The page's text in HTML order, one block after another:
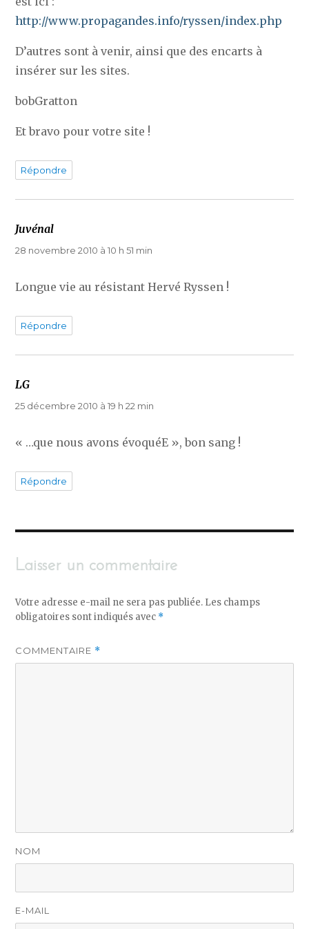
http://www.propagandes.info/ryssen/index.php
D’autres sont à venir, ainsi que des encarts à
insérer sur les sites.
bobGratton
Et bravo pour votre site !
Répondre
Juvénal
28 novembre 2010 à 10 h 51 min
Longue vie au résistant Hervé Ryssen !
Répondre
LG
25 décembre 2010 à 19 h 22 min
« …que nous avons évoquéE », bon sang !
Répondre
Laisser un commentaire
Votre adresse e-mail ne sera pas publiée. Les champs
obligatoires sont indiqués avec *
COMMENTAIRE *
NOM
E-MAIL